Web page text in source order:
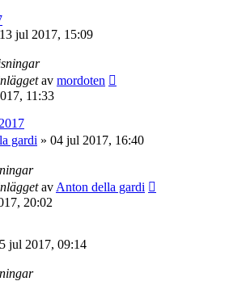
13 jul 2017, 15:09
av mordoten
11:33
gardi » 04 jul 2017, 16:40
av Anton della gardi
20:02
jul 2017, 09:14